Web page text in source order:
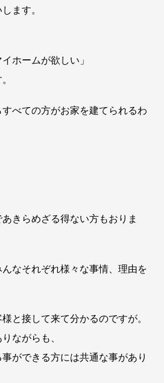
ます。
ホームが欲しい」
べての方がお家を建てられるわ
きらめざる得ない方もおりま
なそれぞれ様々な事情、理由を
と接して来て分かるのですが。
ながらも、
ができる方には共通な事があり